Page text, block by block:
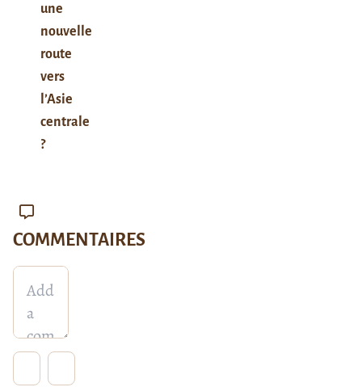
une
nouvelle
route
vers
l’Asie
centrale
?
COMMENTAIRES